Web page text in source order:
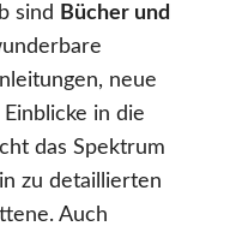
sind Bücher und
neue
in die
das Spektrum
zu detaillierten
Auch